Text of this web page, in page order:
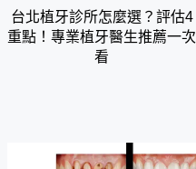
台北植牙診所怎麼選？評估4
重點！專業植牙醫生推薦一次
看